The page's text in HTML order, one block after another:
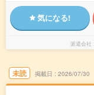
気になる!
派遣会社
未読 掲載日 2026/07/30